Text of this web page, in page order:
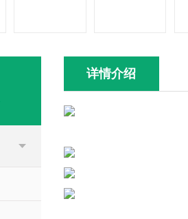
详情介绍